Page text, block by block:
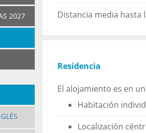
2027 Distancia media hasta
Residencia
El alojamiento es en
Habitación
Localización